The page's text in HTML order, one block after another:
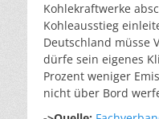
Kohlekraftwerke
Kohleausstieg
Deutschland müsse
dürfe sein eigenes
Prozent weniger
nicht über Bord